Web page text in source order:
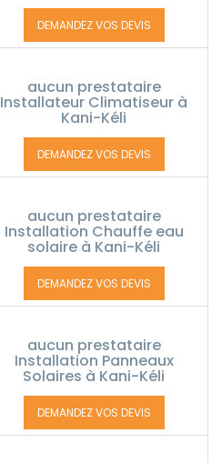
DEMANDEZ VOS DEVIS
aucun prestataire
Installateur Climatiseur à
Kani-Kéli
DEMANDEZ VOS DEVIS
aucun prestataire
Installation Chauffe eau
solaire à Kani-Kéli
DEMANDEZ VOS DEVIS
aucun prestataire
Installation Panneaux
Solaires à Kani-Kéli
DEMANDEZ VOS DEVIS